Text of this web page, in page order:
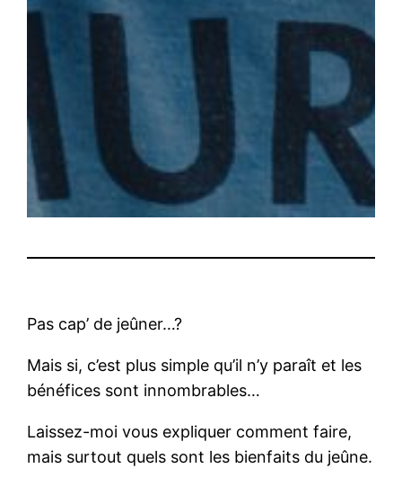
Pas cap’ de jeûner…?
Mais si, c’est plus simple qu’il n’y paraît et les
bénéfices sont innombrables…
Laissez-moi vous expliquer comment faire,
mais surtout quels sont les bienfaits du jeûne.